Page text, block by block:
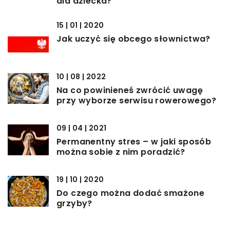
15 | 01 | 2020
Jak uczyć się obcego słownictwa?
10 | 08 | 2022
Na co powinieneś zwrócić uwagę
przy wyborze serwisu rowerowego?
09 | 04 | 2021
Permanentny stres – w jaki sposób
można sobie z nim poradzić?
19 | 10 | 2020
Do czego można dodać smażone
grzyby?